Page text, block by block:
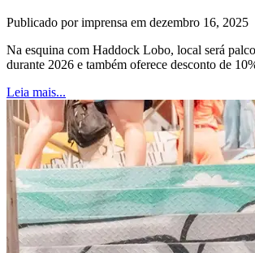
Publicado por imprensa em dezembro 16, 2025
Na esquina com Haddock Lobo, local será
durante 2026 e também oferece desconto de
Leia mais...